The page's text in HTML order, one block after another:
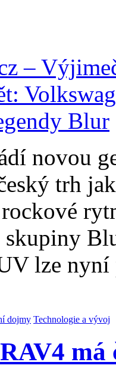
novou
trh
lze
dojmy Technologie a vývoj
má